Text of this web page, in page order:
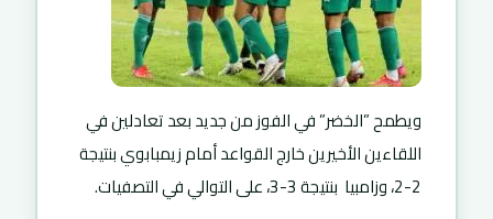
ويطمح ”الخضر” في الفوز من جديد بعد تعادلين في
اللقاءين الأخيرين خارج القواعد أمام زيمبابوي بنتيجة
2-2، وزامبيا بنتيجة 3-3، على التوالي في التصفيات.